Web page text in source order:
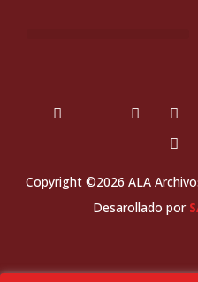
Copyright ©2026 ALA
Desarollado por